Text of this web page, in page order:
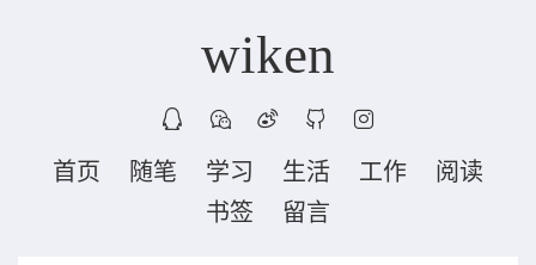
wiken
首页 随笔 学习 生活 工作
阅读
书签
留言